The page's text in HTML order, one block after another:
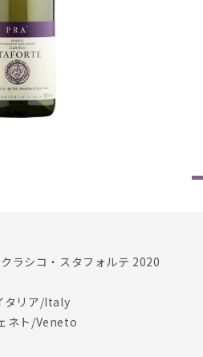
ラシコ・スタフォルテ 2020
タリア/Italy
ネト/Veneto